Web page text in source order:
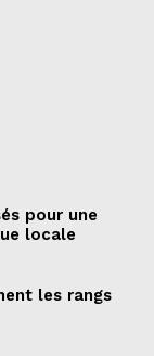
pour une
locale
les rangs